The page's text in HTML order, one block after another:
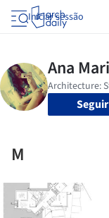
Iniciar sessão
Seguir
M